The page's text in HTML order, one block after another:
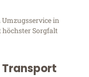
Umzugsservice in
Sorgfalt